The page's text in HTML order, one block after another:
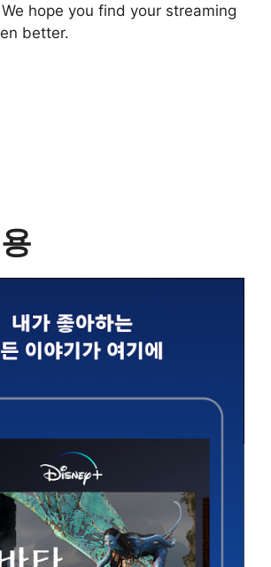
hope you find your streaming
better.